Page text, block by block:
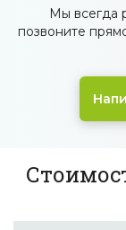
Мы всегда
позвоните